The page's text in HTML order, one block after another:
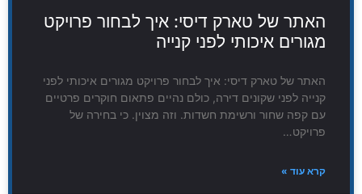
האתר של טארק דיסי: איך לבחור פרויקט
מגורים איכותי לפני קנייה
האתר של טארק דיסי: איך לבחור פרויקט מגורים איכותי לפני
קנייה לפני שקונים דירה, כולם נהיים פתאום חוקרים פרטיים
עם קפה שחור ורשימת חשדות. וזה מצוין. כי בחירה של
פרויקט…
קרא עוד »